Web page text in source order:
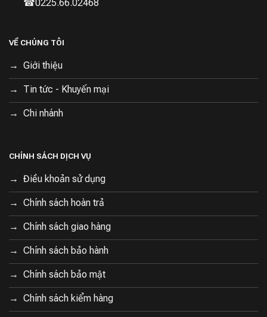
☎0225.66.02468
VỀ CHÚNG TÔI
Giới thiệu
Tin tức - Khuyến mại
Chi nhánh
CHÍNH SÁCH DỊCH VỤ
Điều khoản sử dụng
Chính sách hoàn trả
Chính sách giao hàng
Chính sách bảo hành
Chính sách bảo mật
Chính sách kiểm hàng